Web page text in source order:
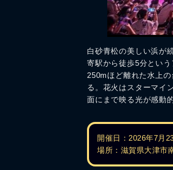
白砂青松の美しい浜が
寄駅から徒歩5分とい
250mほど離れた水上
る。花火はスターマイ
面にまで映る光が感動的
開催日：2026年7月
場所：滋賀県大津市